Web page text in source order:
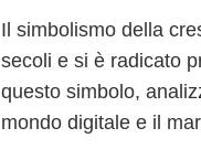
Il simbolismo della
secoli e si è radicato
questo simbolo,
mondo digitale e il